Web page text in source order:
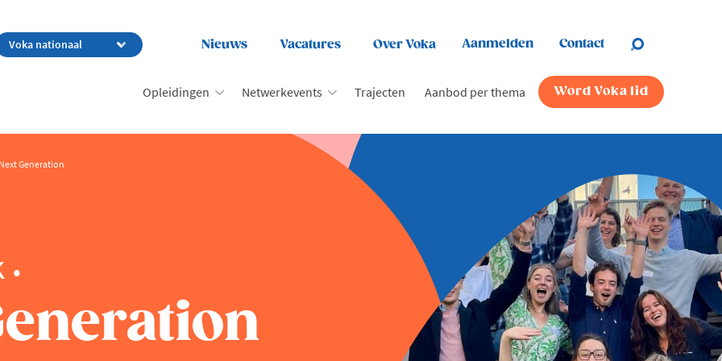
Nieuws Vacatures Over Voka Aanmelden Contact
Opleidingen Netwerkevents Trajecten Aanbod per thema Word Voka lid
Generation